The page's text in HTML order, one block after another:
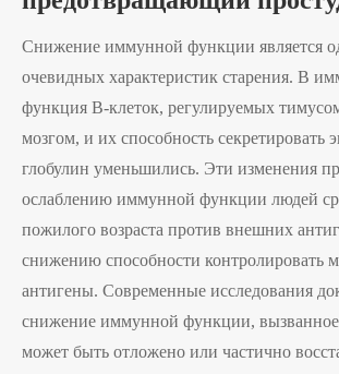
Снижение иммунной функции является
очевидных характеристик старения. В
функция В-клеток, регулируемых
мозгом, и их способность секретировать
глобулин уменьшились. Эти изменения
ослаблению иммунной функции людей
пожилого возраста против внешних
снижению способности контролировать
антигены. Современные исследования
снижение иммунной функции, вызванное
может быть отложено или частично